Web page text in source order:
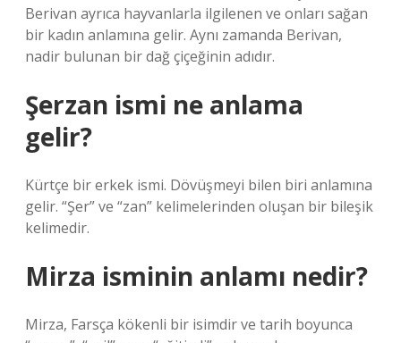
Berivan ayrıca hayvanlarla ilgilenen ve onları sağan
bir kadın anlamına gelir. Aynı zamanda Berivan,
nadir bulunan bir dağ çiçeğinin adıdır.
Şerzan ismi ne anlama
gelir?
Kürtçe bir erkek ismi. Dövüşmeyi bilen biri anlamına
gelir. “Şer” ve “zan” kelimelerinden oluşan bir bileşik
kelimedir.
Mirza isminin anlamı nedir?
Mirza, Farsça kökenli bir isimdir ve tarih boyunca